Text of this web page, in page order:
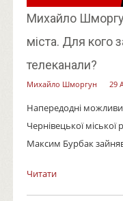
Михайло
міста. Для кого
телеканали?
Михайло Шморгун 29
Напередодні
Чернівецької
Максим Бурбак
Читати